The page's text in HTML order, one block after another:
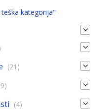
teška kategorija"
(21)
(4)